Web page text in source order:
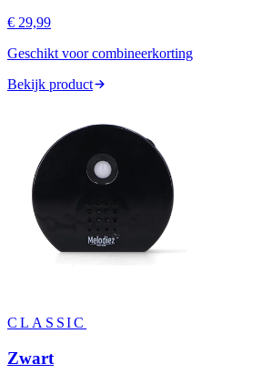
€ 29,99
Geschikt voor combineerkorting
Bekijk product
CLASSIC
Zwart